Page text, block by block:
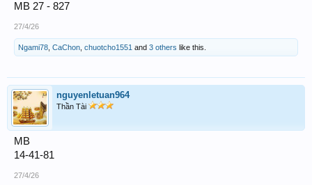
MB 27 - 827
27/4/26
Ngami78 CaChon chuotcho1551 and 3 others like this.
nguyenletuan964
Thần Tài
MB
14-41-81
27/4/26